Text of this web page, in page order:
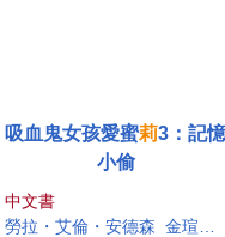
勞拉・艾倫・安德森（Laura
吸血鬼女孩愛蜜莉3：記憶
小偷
中文書
勞拉・艾倫・安德森 金瑄桓